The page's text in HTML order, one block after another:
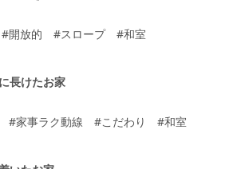
開放的 #スロープ#和室
長けたお家
#家事ラク動線 #こだわり #和室